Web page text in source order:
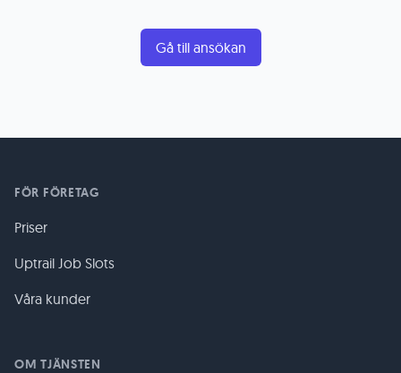
Gå till ansökan
FÖR FÖRETAG
Priser
Uptrail Job Slots
Våra kunder
OM TJÄNSTEN